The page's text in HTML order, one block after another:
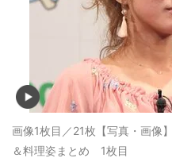
画像1枚目／21枚 【写真・画像
＆料理姿まとめ 1枚目